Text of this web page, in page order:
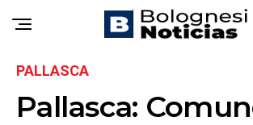
PALLASCA
Pallasca: